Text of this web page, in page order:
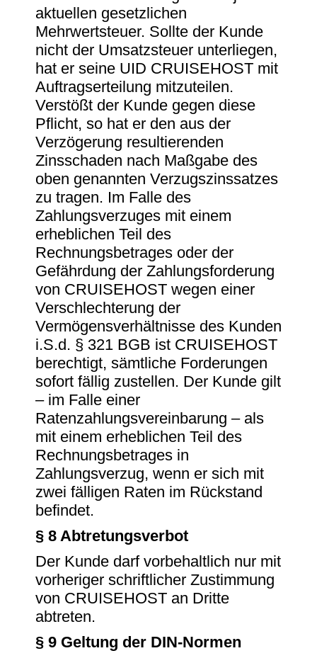
aktuellen gesetzlichen
Mehrwertsteuer. Sollte der Kunde
nicht der Umsatzsteuer unterliegen,
hat er seine UID CRUISEHOST mit
Auftragserteilung mitzuteilen.
Verstößt der Kunde gegen diese
Pflicht, so hat er den aus der
Verzögerung resultierenden
Zinsschaden nach Maßgabe des
oben genannten Verzugszinssatzes
zu tragen. Im Falle des
Zahlungsverzuges mit einem
erheblichen Teil des
Rechnungsbetrages oder der
Gefährdung der Zahlungsforderung
von CRUISEHOST wegen einer
Verschlechterung der
Vermögensverhältnisse des Kunden
i.S.d. § 321 BGB ist CRUISEHOST
berechtigt, sämtliche Forderungen
sofort fällig zustellen. Der Kunde gilt
– im Falle einer
Ratenzahlungsvereinbarung – als
mit einem erheblichen Teil des
Rechnungsbetrages in
Zahlungsverzug, wenn er sich mit
zwei fälligen Raten im Rückstand
befindet.
§ 8 Abtretungsverbot
Der Kunde darf vorbehaltlich nur mit
vorheriger schriftlicher Zustimmung
von CRUISEHOST an Dritte
abtreten.
§ 9 Geltung der DIN-Normen